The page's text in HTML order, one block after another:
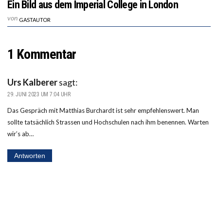
Ein Bild aus dem Imperial College in London
von GASTAUTOR
1 Kommentar
Urs Kalberersagt:
29. JUNI 2023 UM 7:04 UHR
Das Gespräch mit Matthias Burchardt ist sehr empfehlenswert. Man
sollte tatsächlich Strassen und Hochschulen nach ihm benennen. Warten
wir’s ab…
Antworten